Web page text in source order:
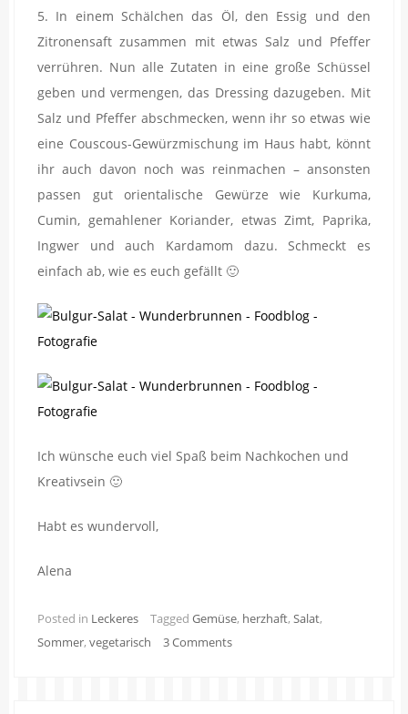
5. In einem Schälchen das Öl, den Essig und den
Zitronensaft zusammen mit etwas Salz und Pfeffer
verrühren. Nun alle Zutaten in eine große Schüssel
geben und vermengen, das Dressing dazugeben. Mit
Salz und Pfeffer abschmecken, wenn ihr so etwas wie
eine Couscous-Gewürzmischung im Haus habt, könnt
ihr auch davon noch was reinmachen – ansonsten
passen gut orientalische Gewürze wie Kurkuma,
Cumin, gemahlener Koriander, etwas Zimt, Paprika,
Ingwer und auch Kardamom dazu. Schmeckt es
einfach ab, wie es euch gefällt 🙂
Ich wünsche euch viel Spaß beim Nachkochen und
Kreativsein 🙂
Habt es wundervoll,
Alena
Posted in Leckeres Tagged Gemüse, herzhaft, Salat,
Sommer, vegetarisch 3 Comments